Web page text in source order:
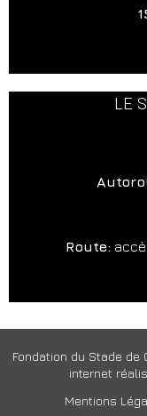
LE
Route:
Fondation du Stade de
internet
Mentions